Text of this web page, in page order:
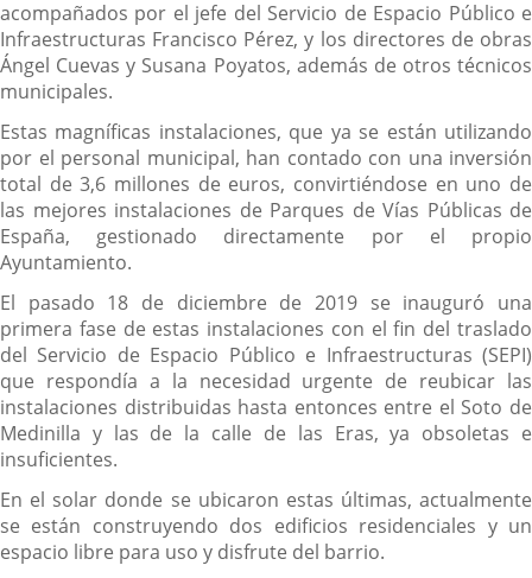
acompañados por el jefe del Servicio de Espacio Público e
Infraestructuras Francisco Pérez, y los directores de obras
Ángel Cuevas y Susana Poyatos, además de otros técnicos
municipales.
Estas magníficas instalaciones, que ya se están utilizando
por el personal municipal, han contado con una inversión
total de 3,6 millones de euros, convirtiéndose en uno de
las mejores instalaciones de Parques de Vías Públicas de
España, gestionado directamente por el propio
Ayuntamiento.
El pasado 18 de diciembre de 2019 se inauguró una
primera fase de estas instalaciones con el fin del traslado
del Servicio de Espacio Público e Infraestructuras (SEPI)
que respondía a la necesidad urgente de reubicar las
instalaciones distribuidas hasta entonces entre el Soto de
Medinilla y las de la calle de las Eras, ya obsoletas e
insuficientes.
En el solar donde se ubicaron estas últimas, actualmente
se están construyendo dos edificios residenciales y un
espacio libre para uso y disfrute del barrio.